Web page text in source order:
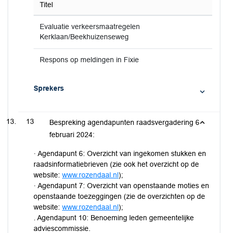
Titel
Evaluatie verkeersmaatregelen
Kerklaan/Beekhuizenseweg
Respons op meldingen in Fixie
Sprekers
13
Bespreking agendapunten raadsvergadering 6
februari 2024:
· Agendapunt 6: Overzicht van ingekomen stukken en
raadsinformatiebrieven (zie ook het overzicht op de
website: www.rozendaal.nl);
· Agendapunt 7: Overzicht van openstaande moties en
openstaande toezeggingen (zie de overzichten op de
website: www.rozendaal.nl);
. Agendapunt 10: Benoeming leden gemeentelijke
adviescommissie.